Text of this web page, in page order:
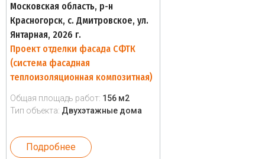
Московская область, р-н
Красногорск, с. Дмитровское, ул.
Янтарная, 2026 г.
Проект отделки фасада СФТК
(система фасадная
теплоизоляционная композитная)
Общая площадь работ: 156 м2
Тип объекта: Двухэтажные дома
Подробнее